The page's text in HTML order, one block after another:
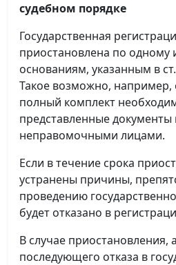
судебном порядке
Государственная
приостановлена по одному
основаниям, указанным в
Такое возможно, например,
полный комплект
представленные
неправомочными лицами.
Если в течение срока
устранены причины,
проведению
будет отказано в
В случае приостановления,
последующего отказа в